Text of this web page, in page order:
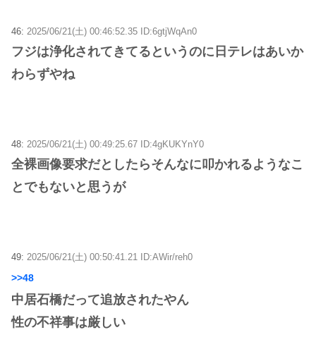
46: 2025/06/21(土) 00:46:52.35 ID:6gtjWqAn0
フジは浄化されてきてるというのに日テレはあいか
わらずやね
48: 2025/06/21(土) 00:49:25.67 ID:4gKUKYnY0
全裸画像要求だとしたらそんなに叩かれるようなこ
とでもないと思うが
49: 2025/06/21(土) 00:50:41.21 ID:AWir/reh0
>>48
中居石橋だって追放されたやん
性の不祥事は厳しい